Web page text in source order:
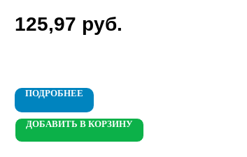
125,97 руб.
ПОДРОБНЕЕ
ДОБАВИТЬ В КОРЗИНУ